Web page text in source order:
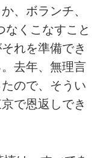
、ボランチ、
なくこなすこと
れを準備でき
去年、無理言
ので、そうい
で恩返しでき